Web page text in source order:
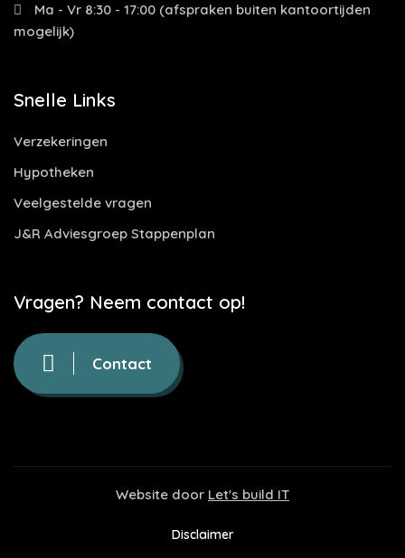
Ma - Vr 8:30 - 17:00 (afspraken buiten kantoortijden
mogelijk)
Snelle Links
Verzekeringen
Hypotheken
Veelgestelde vragen
J&R Adviesgroep Stappenplan
Vragen? Neem contact op!
Contact
Website door Let's build IT
Disclaimer